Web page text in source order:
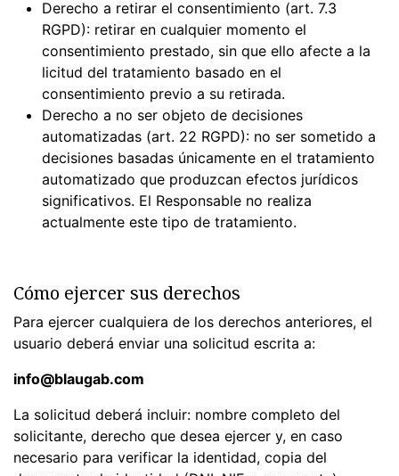
Derecho a retirar el consentimiento (art. 7.3
RGPD): retirar en cualquier momento el
consentimiento prestado, sin que ello afecte a la
licitud del tratamiento basado en el
consentimiento previo a su retirada.
Derecho a no ser objeto de decisiones
automatizadas (art. 22 RGPD): no ser sometido a
decisiones basadas únicamente en el tratamiento
automatizado que produzcan efectos jurídicos
significativos. El Responsable no realiza
actualmente este tipo de tratamiento.
Cómo ejercer sus derechos
Para ejercer cualquiera de los derechos anteriores, el
usuario deberá enviar una solicitud escrita a:
info@blaugab.com
La solicitud deberá incluir: nombre completo del
solicitante, derecho que desea ejercer y, en caso
necesario para verificar la identidad, copia del